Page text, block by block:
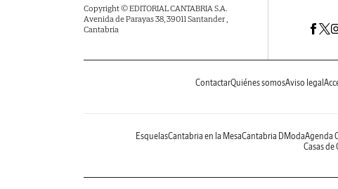
Copyright © EDITORIAL CANTABRIA S.A.
Avenida de Parayas 38, 39011 Santander ,
Cantabria
ContactarQuiénes somosAviso legal
EsquelasCantabria en la MesaCantabria DModaAgenda
Casas de